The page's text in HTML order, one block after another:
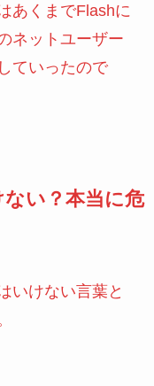
あくまでFlashに
ネットユーザー
ていったので
い？本当に危
いけない言葉と